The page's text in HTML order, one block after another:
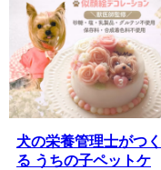
犬の栄養管理士がつく
る うちの子ペットケ